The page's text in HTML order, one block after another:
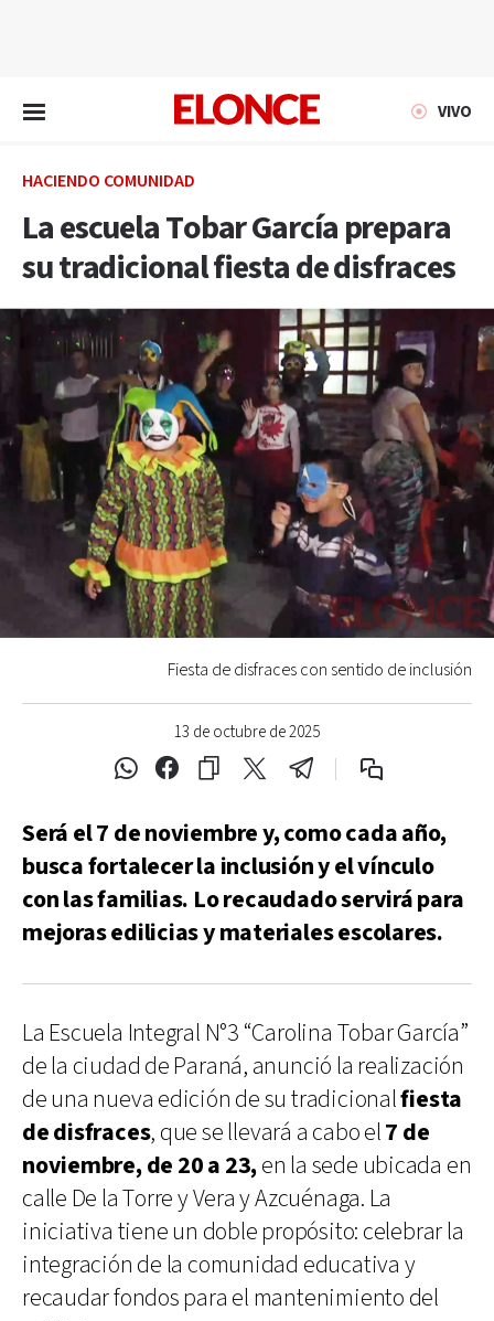
VIVO
HACIENDO COMUNIDAD
La escuela Tobar García prepara
su tradicional fiesta de disfraces
13 de octubre de 2025
Fiesta de disfraces con sentido de inclusión
Será el 7 de noviembre y, como cada año,
busca fortalecer la inclusión y el vínculo
con las familias. Lo recaudado servirá para
mejoras edilicias y materiales escolares.
La Escuela Integral N°3 “Carolina Tobar García”
de la ciudad de Paraná, anunció la realización
de una nueva edición de su tradicionalfiesta
de disfraces, que se llevará a cabo el7 de
noviembre, de 20 a 23,en la sede ubicada en
calle De la Torre y Vera y Azcuénaga. La
iniciativa tiene un doble propósito: celebrar la
integración de la comunidad educativa y
recaudar fondos para el mantenimiento del